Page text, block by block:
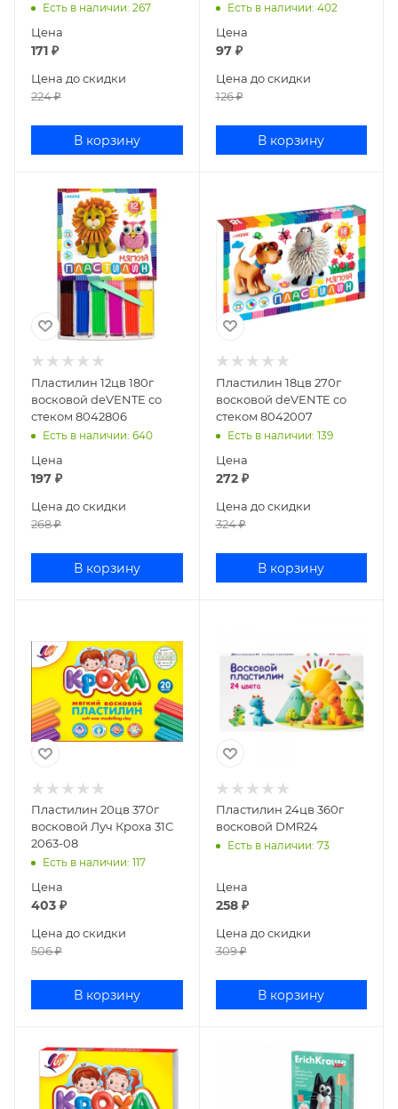
Есть в наличии: 267
Цена
171 ₽
Цена до скидки
224₽
В корзину
Есть в наличии: 402
Цена
97₽
Цена до скидки
126₽
В корзину
Пластилин 12цв 180г
восковой deVENTE со
стеком 8042806
Есть в наличии: 640
Цена
197 ₽
Цена до скидки
268₽
В корзину
Пластилин 18цв 270г
восковой deVENTE со
стеком 8042007
Есть в наличии: 139
Цена
272₽
Цена до скидки
324₽
В корзину
Пластилин 20цв 370г
восковой Луч Кроха 31C
2063-08
Есть в наличии: 117
Цена
403 ₽
Цена до скидки
506₽
В корзину
Пластилин 24цв 360г
восковой DMR24
Есть в наличии: 73
Цена
258₽
Цена до скидки
309₽
В корзину